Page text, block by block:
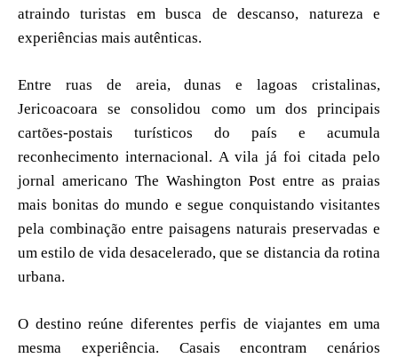
atraindo turistas em busca de descanso, natureza e
experiências mais autênticas.
Entre ruas de areia, dunas e lagoas cristalinas,
Jericoacoara se consolidou como um dos principais
cartões-postais turísticos do país e acumula
reconhecimento internacional. A vila já foi citada pelo
jornal americano The Washington Post entre as praias
mais bonitas do mundo e segue conquistando visitantes
pela combinação entre paisagens naturais preservadas e
um estilo de vida desacelerado, que se distancia da rotina
urbana.
O destino reúne diferentes perfis de viajantes em uma
mesma experiência. Casais encontram cenários